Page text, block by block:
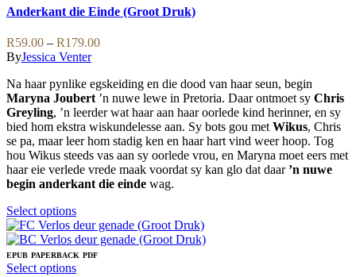
has
multiple
variants.
The
options
may
be
chosen
on
the
product
page
Anderkant die Einde (Groot Druk)
R59.00 – R179.00Price
through
R179.00
ByJessica Venter
Na haar pynlike egskeiding en die dood van haar seun, begin
Maryna Joubert ’n nuwe lewe in Pretoria. Daar ontmoet sy Chris
Greyling, ’n leerder wat haar aan haar oorlede kind herinner, en sy
bied hom ekstra wiskundelesse aan. Sy bots gou met Wikus, Chris
se pa, maar leer hom stadig ken en haar hart vind weer hoop. Tog
hou Wikus steeds vas aan sy oorlede vrou, en Maryna moet eers met
haar eie verlede vrede maak voordat sy kan glo dat daar ’n nuwe
begin anderkant die einde wag.
Select optionsThis
product
has
multiple
variants.
EPUB PAPERBACK PDF
Select optionsThis